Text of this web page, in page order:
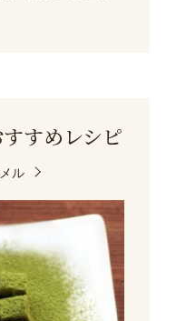
すめレシピ
ル